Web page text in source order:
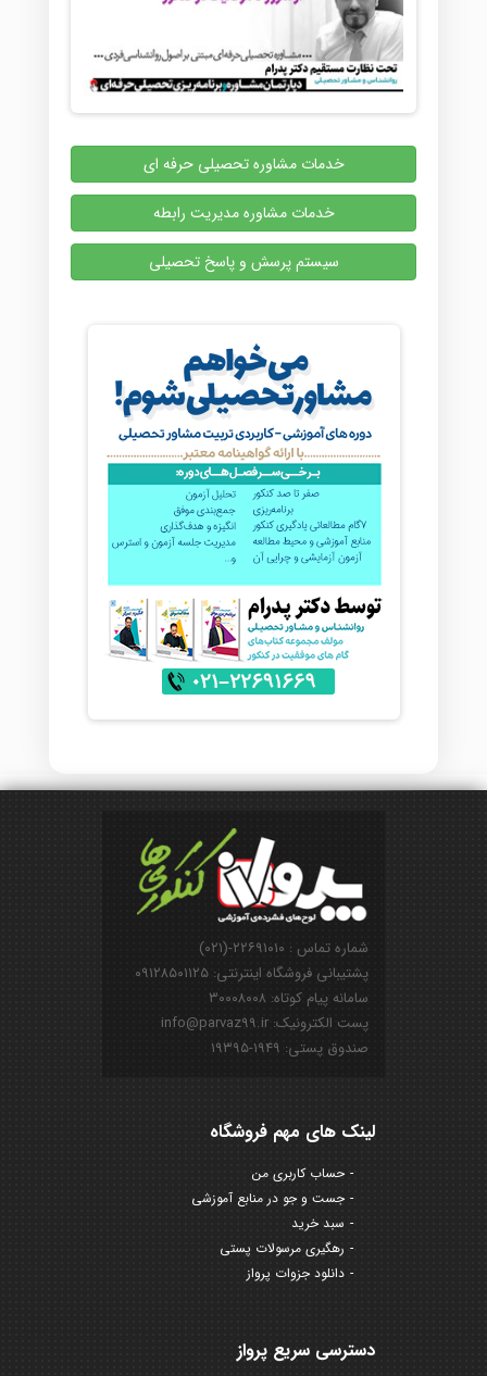
خدمات مشاوره تحصیلی حرفه ای
خدمات مشاوره مدیریت رابطه
سیستم پرسش و پاسخ تحصیلی
شماره تماس : ۲۲۶۹۱۰۱۰-(۰۲۱)
پشتیبانی فروشگاه اینترنتی: ۰۹۱۲۸۵۰۱۱۲۵
سامانه پیام کوتاه: ۳۰۰۰۸۰۰۸
پست الکترونیک: info@parvaz99.ir
صندوق پستی: ۱۹۴۹-۱۹۳۹۵
لینک های مهم فروشگاه
حساب کاربری من
جست و جو در منابع آموزشی
سبد خرید
رهگیری مرسولات پستی
دانلود جزوات پرواز
دسترسی سریع پرواز